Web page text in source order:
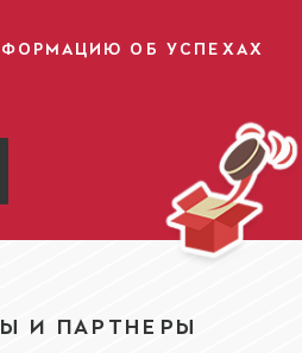
ОБ УСПЕХАХ
И ПАРТНЕРЫ